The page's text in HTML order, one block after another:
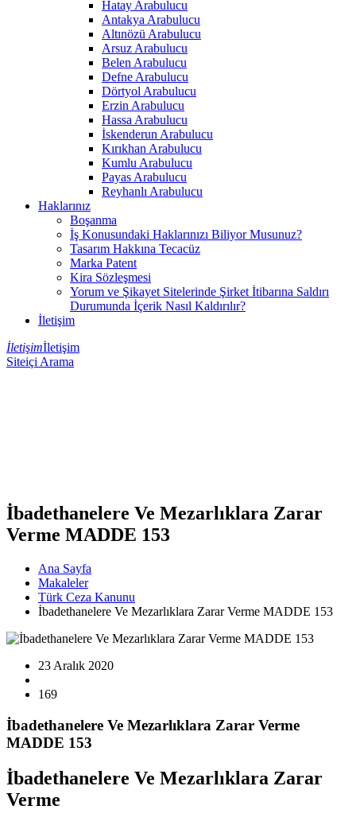
Hatay Arabulucu
Antakya Arabulucu
Altınözü Arabulucu
Arsuz Arabulucu
Belen Arabulucu
Defne Arabulucu
Dörtyol Arabulucu
Erzin Arabulucu
Hassa Arabulucu
İskenderun Arabulucu
Kırıkhan Arabulucu
Kumlu Arabulucu
Payas Arabulucu
Reyhanlı Arabulucu
Haklarınız
Boşanma
İş Konusundaki Haklarınızı Biliyor Musunuz?
Tasarım Hakkına Tecacüz
Marka Patent
Kira Sözleşmesi
Yorum ve Şikayet Sitelerinde Şirket İtibarına Saldırı
Durumunda İçerik Nasıl Kaldırılır?
İletişim
İletişimİletişim
Siteiçi Arama
İbadethanelere Ve Mezarlıklara Zarar
Verme MADDE 153
Ana Sayfa
Makaleler
Türk Ceza Kanunu
İbadethanelere Ve Mezarlıklara Zarar Verme MADDE 153
23 Aralık 2020
169
İbadethanelere Ve Mezarlıklara Zarar Verme
MADDE 153
İbadethanelere Ve Mezarlıklara Zarar
Verme